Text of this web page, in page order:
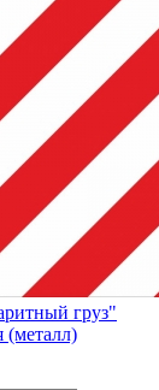
груз"
(металл)